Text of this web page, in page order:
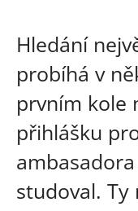
Hledání
probíhá v
prvním kole
přihlášku
studoval. Ty